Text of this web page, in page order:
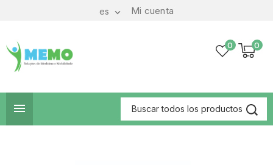
Mi cuenta
es 
0
0
